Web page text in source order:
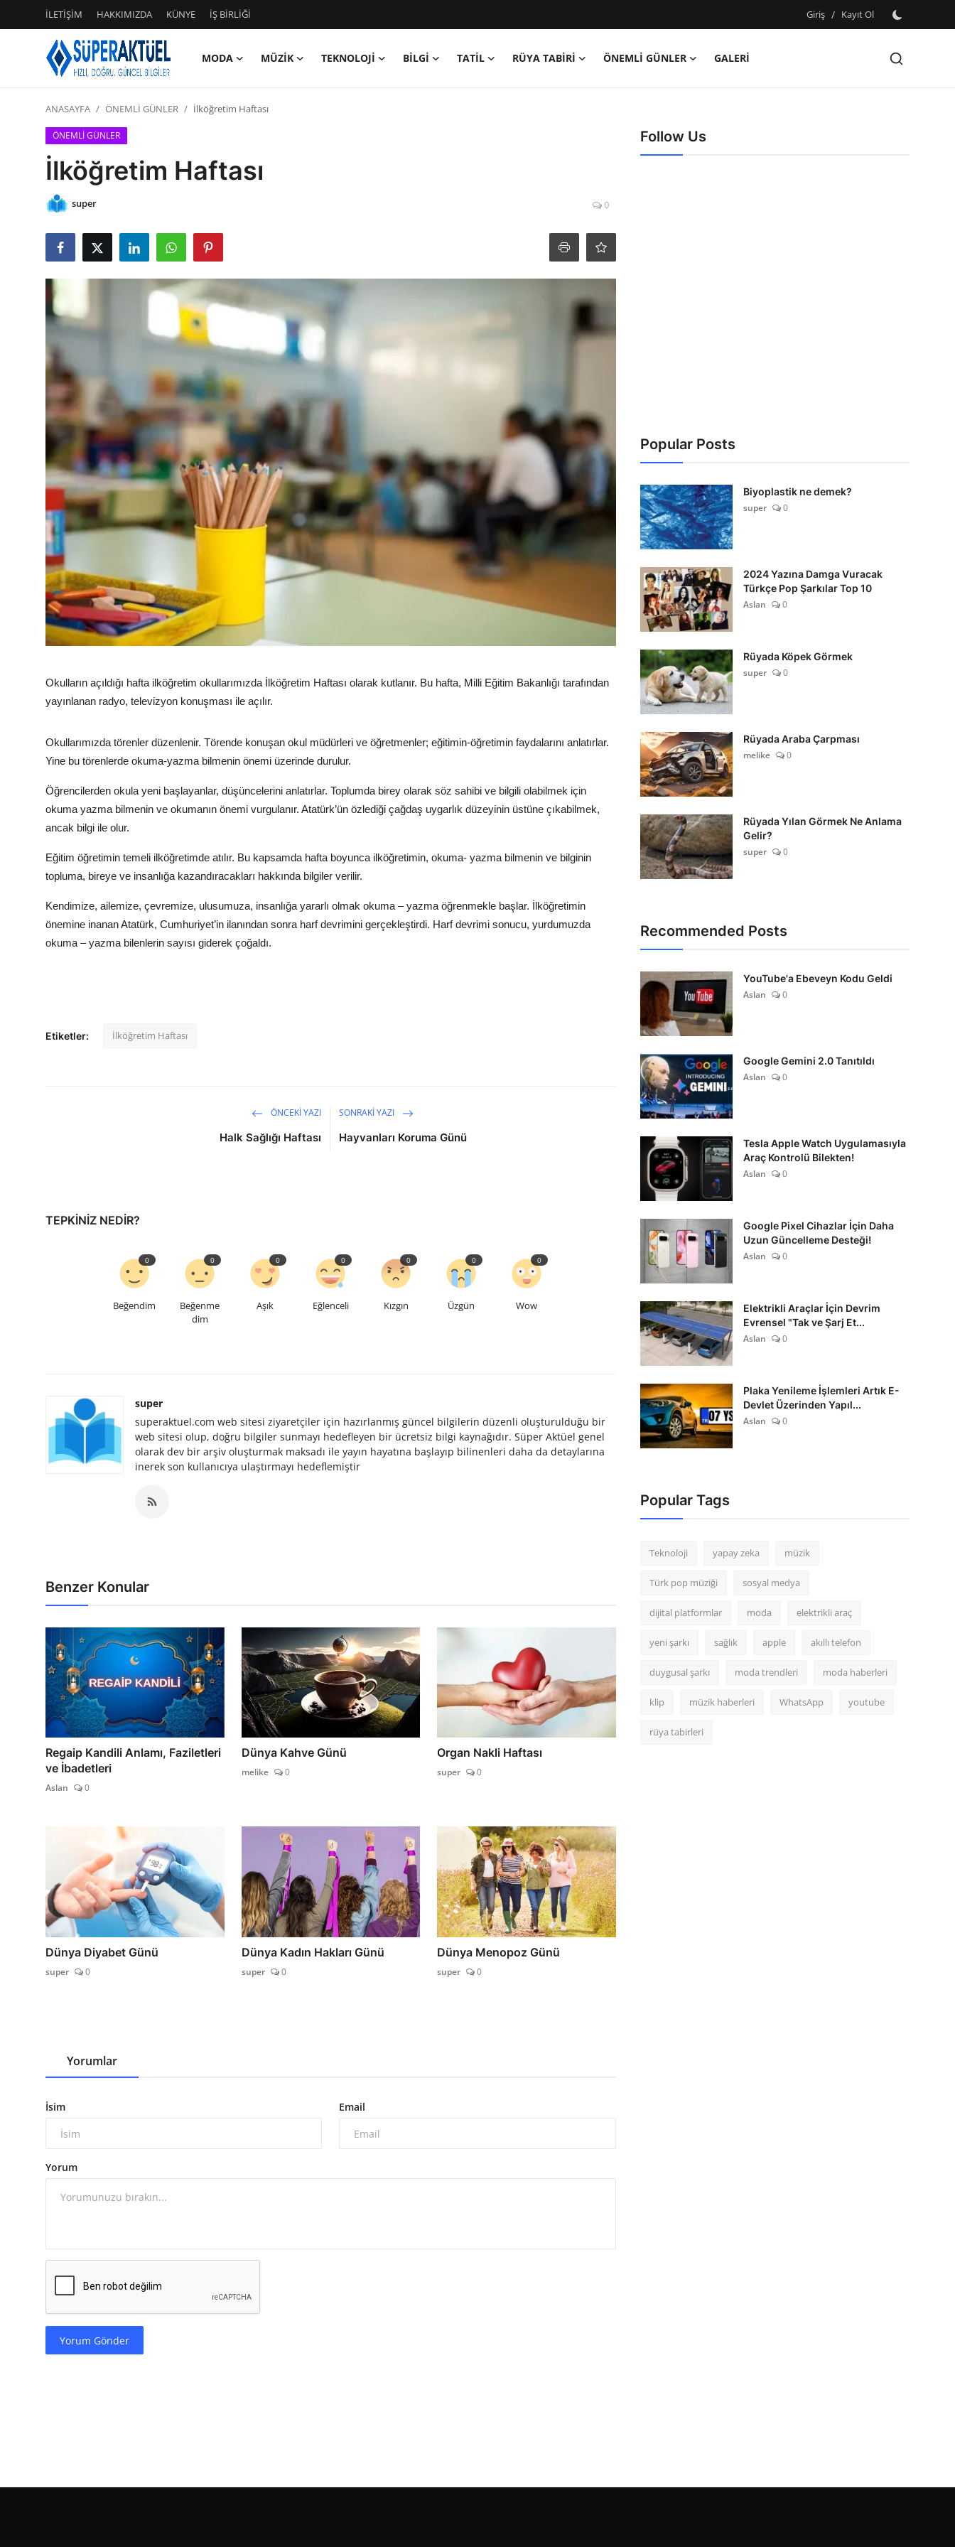
İLETİŞİM HAKKIMIZDA KÜNYE İŞ BİRLİĞİ Giriş / Kayıt Ol
MODA MÜZİK TEKNOLOJİ BİLGİ TATİL RÜYA TABİRİ ÖNEMLİ GÜNLER
GALERİ
Giriş
Kayıt Ol
HAKKIMIZDA
İŞ BİRLİĞİ
TEKNOLOJİ
RÜYA TABİRİ
ÖNEMLİ GÜNLER
ANASAYFA ÖNEMLİ GÜNLER İlköğretim Haftası
ÖNEMLİ GÜNLER
İlköğretim Haftası
super 0
Okulların açıldığı hafta ilköğretim okullarımızda İlköğretim Haftası olarak kutlanır. Bu hafta, Milli Eğitim Bakanlığı tarafından
yayınlanan radyo, televizyon konuşması ile açılır.
Okullarımızda törenler düzenlenir. Törende konuşan okul müdürleri ve öğretmenler; eğitimin-öğretimin faydalarını anlatırlar.
Yine bu törenlerde okuma-yazma bilmenin önemi üzerinde durulur.
Öğrencilerden okula yeni başlayanlar, düşüncelerini anlatırlar. Toplumda birey olarak söz sahibi ve bilgili olabilmek için
okuma yazma bilmenin ve okumanın önemi vurgulanır. Atatürk’ün özlediği çağdaş uygarlık düzeyinin üstüne çıkabilmek,
ancak bilgi ile olur.
Eğitim öğretimin temeli ilköğretimde atılır. Bu kapsamda hafta boyunca ilköğretimin, okuma- yazma bilmenin ve bilginin
topluma, bireye ve insanlığa kazandıracakları hakkında bilgiler verilir.
Kendimize, ailemize, çevremize, ulusumuza, insanlığa yararlı olmak okuma – yazma öğrenmekle başlar. İlköğretimin
önemine inanan Atatürk, Cumhuriyet’in ilanından sonra harf devrimini gerçekleştirdi. Harf devrimi sonucu, yurdumuzda
okuma – yazma bilenlerin sayısı giderek çoğaldı.
Etiketler: İlköğretim Haftası
ÖNCEKI YAZI
Halk Sağlığı Haftası
SONRAKI YAZI
Hayvanları Koruma Günü
TEPKINIZ NEDIR?
Beğendim
0
Beğenme
dim
0
Aşık
0
Eğlenceli
0
Kızgın
0
Üzgün
0
Wow
0
super
superaktuel.com web sitesi ziyaretçiler için hazırlanmış güncel bilgilerin düzenli oluşturulduğu bir
web sitesi olup, doğru bilgiler sunmayı hedefleyen bir ücretsiz bilgi kaynağıdır. Süper Aktüel genel
olarak dev bir arşiv oluşturmak maksadı ile yayın hayatına başlayıp bilinenleri daha da detaylarına
inerek son kullanıcıya ulaştırmayı hedeflemiştir
Benzer Konular
Regaip Kandili Anlamı, Faziletleri
ve İbadetleri
Aslan 0
Dünya Kahve Günü
melike 0
Organ Nakli Haftası
super 0
Dünya Diyabet Günü
super 0
Dünya Kadın Hakları Günü
super 0
Dünya Menopoz Günü
super 0
Yorumlar
İsim Email
Yorum
Yorum Gönder
Follow Us
Popular Posts
Biyoplastik ne demek?
super
0
2024 Yazına Damga Vuracak
Türkçe Pop Şarkılar Top 10
Aslan
0
Rüyada Köpek Görmek
super
0
Rüyada Araba Çarpması
melike
0
Rüyada Yılan Görmek Ne Anlama
Gelir?
super
0
Recommended Posts
YouTube'a Ebeveyn Kodu Geldi
Aslan
0
Google Gemini 2.0 Tanıtıldı
Aslan
0
Tesla Apple Watch Uygulamasıyla
Araç Kontrolü Bilekten!
Aslan
0
Google Pixel Cihazlar İçin Daha
Uzun Güncelleme Desteği!
Aslan
0
Elektrikli Araçlar İçin Devrim
Evrensel "Tak ve Şarj Et...
Aslan
0
Plaka Yenileme İşlemleri Artık E-
Devlet Üzerinden Yapıl...
Aslan
0
Popular Tags
Teknoloji yapay zeka müzik
Türk pop müziği sosyal medya
dijital platformlar moda elektrikli araç
yeni şarkı sağlık apple akıllı telefon
duygusal şarkı moda trendleri moda haberleri
klip müzik haberleri WhatsApp youtube
rüya tabirleri